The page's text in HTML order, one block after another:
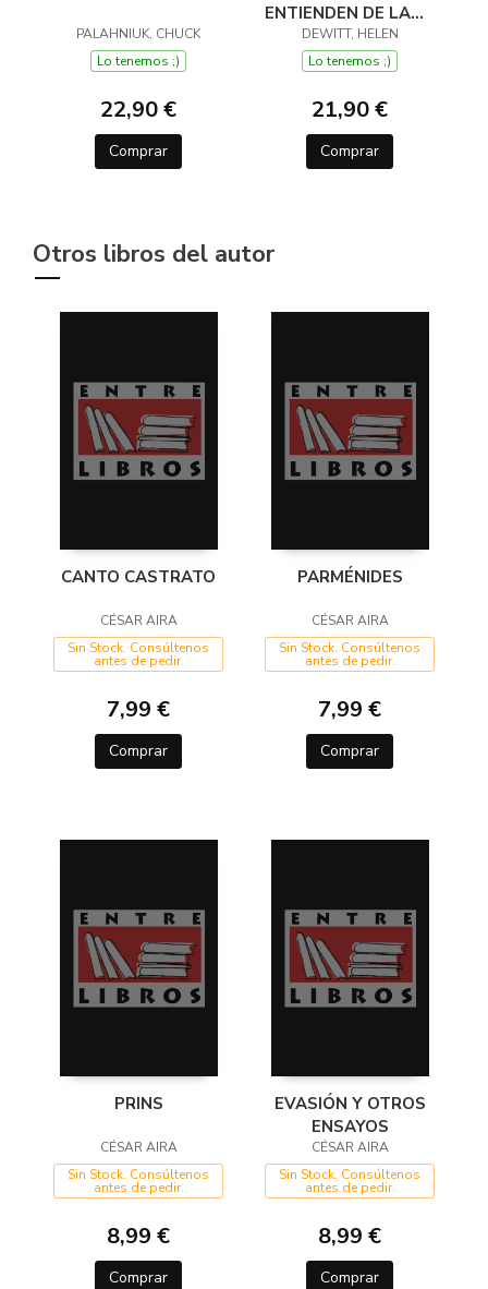
PALAHNIUK, CHUCK
Lo tenemos ;)
22,90 €
Comprar
ENTIENDEN DE LANA
(Y OTROS TRUCOS)
DEWITT, HELEN
Lo tenemos ;)
21,90 €
Comprar
Otros libros del autor
CANTO CASTRATO
CÉSAR AIRA
Sin Stock. Consúltenos
antes de pedir.
7,99 €
Comprar
PARMÉNIDES
CÉSAR AIRA
Sin Stock. Consúltenos
antes de pedir.
7,99 €
Comprar
PRINS
CÉSAR AIRA
Sin Stock. Consúltenos
antes de pedir.
8,99 €
Comprar
EVASIÓN Y OTROS
ENSAYOS
CÉSAR AIRA
Sin Stock. Consúltenos
antes de pedir.
8,99 €
Comprar